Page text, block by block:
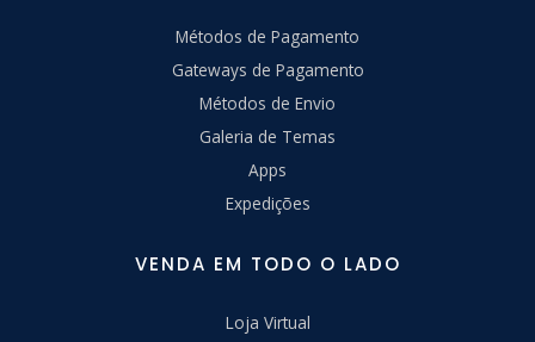
Métodos de Pagamento
Gateways de Pagamento
Métodos de Envio
Galeria de Temas
Apps
Expedições
VENDA EM TODO O LADO
Loja Virtual